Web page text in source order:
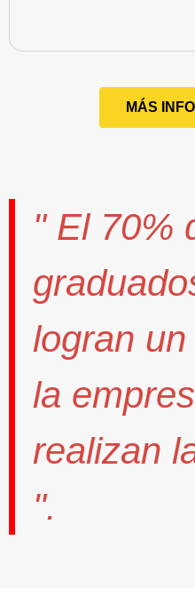
MÁS
" El 70%
logran
la
realizan
".